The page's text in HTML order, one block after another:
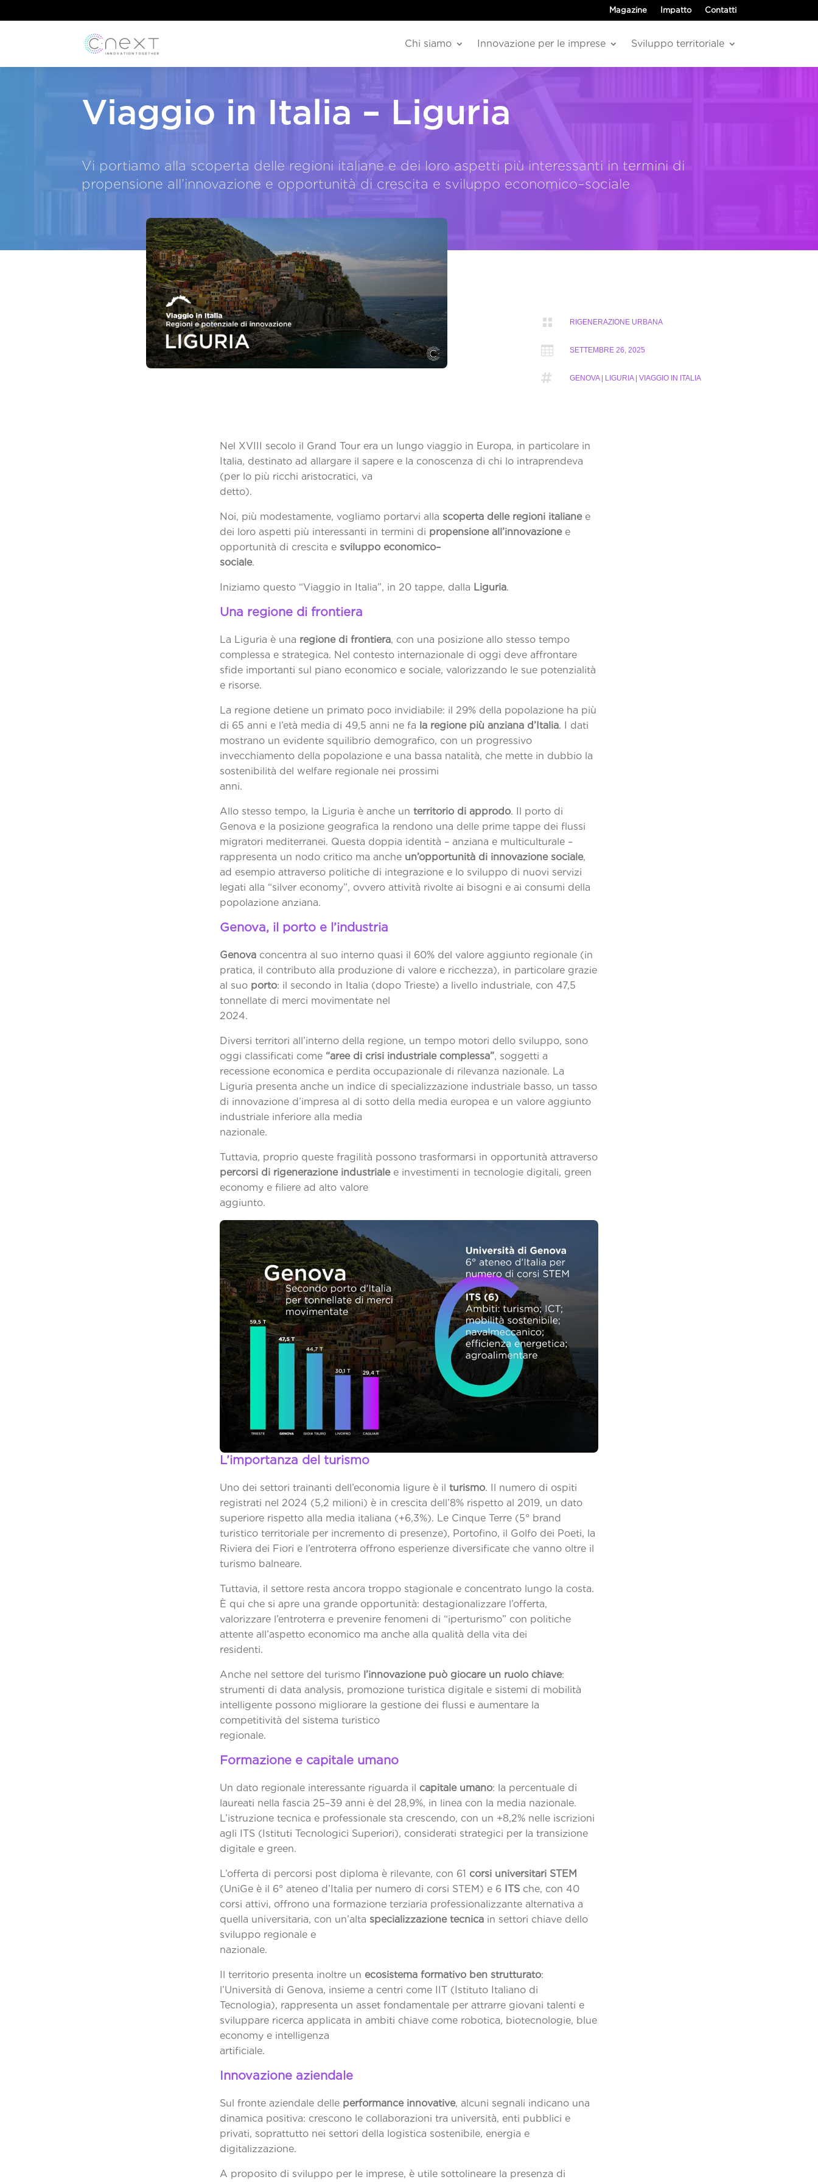
Magazine Impatto Contatti
Chi siamo Innovazione per le imprese Sviluppo territoriale
Viaggio in Italia – Liguria
Vi portiamo alla scoperta delle regioni italiane e dei loro aspetti più interessanti in termini di
propensione all’innovazione e opportunità di crescita e sviluppo economico–sociale
 RIGENERAZIONE URBANA
 SETTEMBRE 26, 2025
 GENOVA | LIGURIA | VIAGGIO IN ITALIA
Nel XVIII secolo il Grand Tour era un lungo viaggio in Europa, in particolare in
Italia, destinato ad allargare il sapere e la conoscenza di chi lo intraprendeva
(per lo più ricchi aristocratici, va
detto).
Noi, più modestamente, vogliamo portarvi allascoperta delle regioni italianee
dei loro aspetti più interessanti in termini di propensione all’innovazionee
opportunità di crescita esviluppo economico–
sociale.
Iniziamo questo “Viaggio in Italia”, in 20 tappe, dalla Liguria.
Una regione di frontiera
La Liguria è una regione di frontiera, con una posizione allo stesso tempo
complessa e strategica. Nel contesto internazionale di oggi deve affrontare
sfide importanti sul piano economico e sociale, valorizzando le sue potenzialità
e risorse.
La regione detiene un primato poco invidiabile: il 29% della popolazione ha più
di 65 anni e l’età media di 49,5 anni ne fa la regione più anziana d’Italia. I dati
mostrano un evidente squilibrio demografico, con un progressivo
invecchiamento della popolazione e una bassa natalità, che mette in dubbio la
sostenibilità del welfare regionale nei prossimi
anni.
Allo stesso tempo, la Liguria è anche unterritorio di approdo. Il porto di
Genova e la posizione geografica la rendono una delle prime tappe dei flussi
migratori mediterranei. Questa doppia identità – anziana e multiculturale –
rappresenta un nodo critico ma anche un’opportunità di innovazione sociale,
ad esempio attraverso politiche di integrazione e lo sviluppo di nuovi servizi
legati alla “silver economy”, ovvero attività rivolte ai bisogni e ai consumi della
popolazione anziana.
Genova, il porto e l’industria
Genova concentra al suo interno quasi il 60% del valore aggiunto regionale (in
pratica, il contributo alla produzione di valore e ricchezza), in particolare grazie
al suo porto: il secondo in Italia (dopo Trieste) a livello industriale, con 47,5
tonnellate di merci movimentate nel
2024.
Diversi territori all’interno della regione, un tempo motori dello sviluppo, sono
oggi classificati come “aree di crisi industriale complessa”, soggetti a
recessione economica e perdita occupazionale di rilevanza nazionale. La
Liguria presenta anche un indice di specializzazione industriale basso, un tasso
di innovazione d’impresa al di sotto della media europea e un valore aggiunto
industriale inferiore alla media
nazionale.
Tuttavia, proprio queste fragilità possono trasformarsi in opportunità attraverso
percorsi di rigenerazione industrialee investimenti in tecnologie digitali, green
economy e filiere ad alto valore
aggiunto.
L’importanza del turismo
Uno dei settori trainanti dell’economia ligure è ilturismo. Il numero di ospiti
registrati nel 2024 (5,2 milioni) è in crescita dell’8% rispetto al 2019, un dato
superiore rispetto alla media italiana (+6,3%). Le Cinque Terre (5° brand
turistico territoriale per incremento di presenze), Portofino, il Golfo dei Poeti, la
Riviera dei Fiori e l’entroterra offrono esperienze diversificate che vanno oltre il
turismo balneare.
Tuttavia, il settore resta ancora troppo stagionale e concentrato lungo la costa.
È qui che si apre una grande opportunità: destagionalizzare l’offerta,
valorizzare l’entroterra e prevenire fenomeni di “iperturismo” con politiche
attente all’aspetto economico ma anche alla qualità della vita dei
residenti.
Anche nel settore del turismo l’innovazione può giocare un ruolo chiave:
strumenti di data analysis, promozione turistica digitale e sistemi di mobilità
intelligente possono migliorare la gestione dei flussi e aumentare la
competitività del sistema turistico
regionale.
Formazione e capitale umano
Un dato regionale interessante riguarda il capitale umano: la percentuale di
laureati nella fascia 25–39 anni è del 28,9%, in linea con la media nazionale.
L’istruzione tecnica e professionale sta crescendo, con un +8,2% nelle iscrizioni
agli ITS (Istituti Tecnologici Superiori), considerati strategici per la transizione
digitale e green.
L’offerta di percorsi post diploma è rilevante, con 61 corsi universitari STEM
(UniGe è il 6° ateneo d’Italia per numero di corsi STEM) e 6 ITS che, con 40
corsi attivi, offrono una formazione terziaria professionalizzante alternativa a
quella universitaria, con un’altaspecializzazione tecnica in settori chiave dello
sviluppo regionale e
nazionale.
Il territorio presenta inoltre un ecosistema formativo ben strutturato:
l’Università di Genova, insieme a centri come IIT (Istituto Italiano di
Tecnologia), rappresenta un asset fondamentale per attrarre giovani talenti e
sviluppare ricerca applicata in ambiti chiave come robotica, biotecnologie, blue
economy e intelligenza
artificiale.
Innovazione aziendale
Sul fronte aziendale delle performance innovative, alcuni segnali indicano una
dinamica positiva: crescono le collaborazioni tra università, enti pubblici e
privati, soprattutto nei settori della logistica sostenibile, energia e
digitalizzazione.
A proposito di sviluppo per le imprese, è utile sottolineare la presenza di